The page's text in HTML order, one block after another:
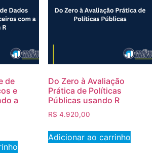
de
e
a
Do Zero à Avaliação
Prática de Políticas
Públicas usando R
R$ 4.920,00
Adicionar ao carrinho